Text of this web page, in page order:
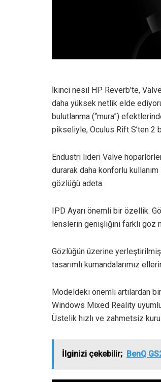
İkinci nesil HP Reverb’te,
daha yüksek netlik elde
bulutlanma (“mura”)
pikseliyle, Oculus Rift S’ten 2
Endüstri lideri Valve
durarak daha konforlu
gözlüğü adeta.
IPD Ayarı önemli bir özellik.
lenslerin genişliğini farklı göz
Gözlüğün üzerine
tasarımlı kumandalarımız
Modeldeki önemli artılardan
Windows Mixed Reality
Üstelik hızlı ve zahmetsiz
İlginizi çekebilir; BenQ